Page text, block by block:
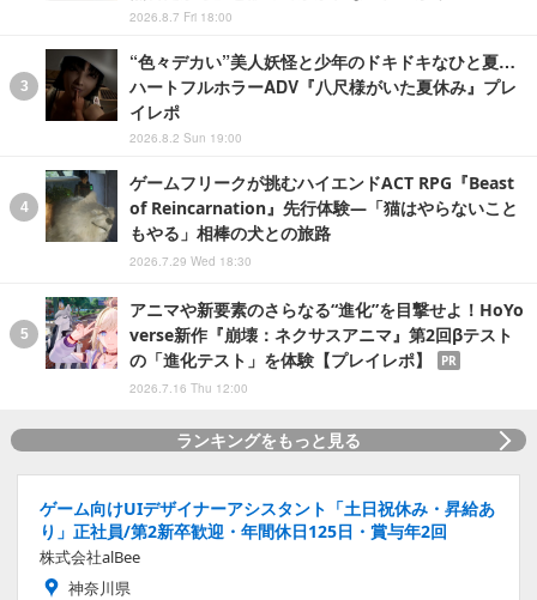
2026.8.7 Fri 18:00
“色々デカい”美人妖怪と少年のドキドキなひと夏…
ハートフルホラーADV『八尺様がいた夏休み』プレ
イレポ
2026.8.2 Sun 19:00
ゲームフリークが挑むハイエンドACT RPG『Beast
of Reincarnation』先行体験―「猫はやらないこと
もやる」相棒の犬との旅路
2026.7.29 Wed 18:30
アニマや新要素のさらなる“進化”を目撃せよ！HoYo
verse新作『崩壊：ネクサスアニマ』第2回βテスト
の「進化テスト」を体験【プレイレポ】
PR
2026.7.16 Thu 12:00
ランキングをもっと見る
ゲーム向けUIデザイナーアシスタント「土日祝休み・昇給あ
り」正社員/第2新卒歓迎・年間休日125日・賞与年2回
株式会社alBee
神奈川県